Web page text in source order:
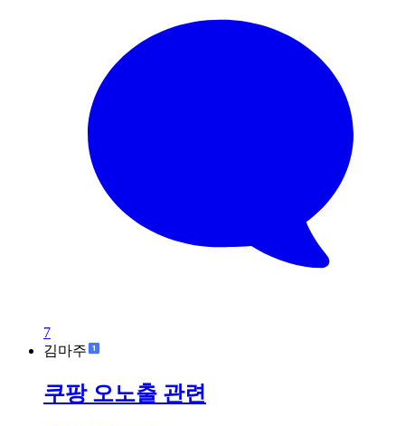
7
김마주
쿠팡 오노출 관련